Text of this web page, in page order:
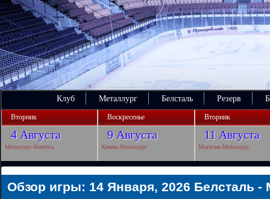
Клуб Металлург Белсталь Резерв
Вторник Воскресенье Вторник
4 Августа 9 Августа 11 Августа
Металлург-Витебск Химик-Металлург Могилев-Металлург
Обзор игры: 14 Января, 2026 Белсталь -